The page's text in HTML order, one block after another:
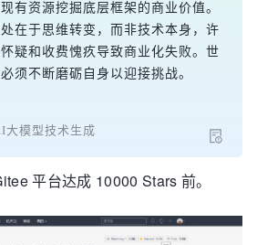
有资源挖掘底层框架的商业价值。
在于思维转变，而非技术本身，许
疑和收费愧疚导致商业化失败。世
须不断磨砺自身以迎接挑战。
大模型技术生成
平台达成 10000 Stars 前。